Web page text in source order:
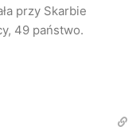
przy Skarbie
49 państwo.